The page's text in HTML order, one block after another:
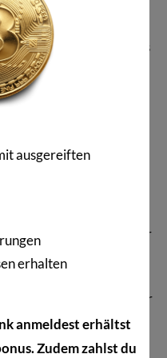
Dies könnte viele
sich als gesetzliches
kann.
im Land bereits
Zeit beanspruchen,
Salvador ankommt.
Zahlungsmittel
über 90 Prozent der
in diesem Fall sehr
zumindest bereits im
Schritte
ausgereiften
erhalten
anmeldest erhältst
Zudem zahlst du